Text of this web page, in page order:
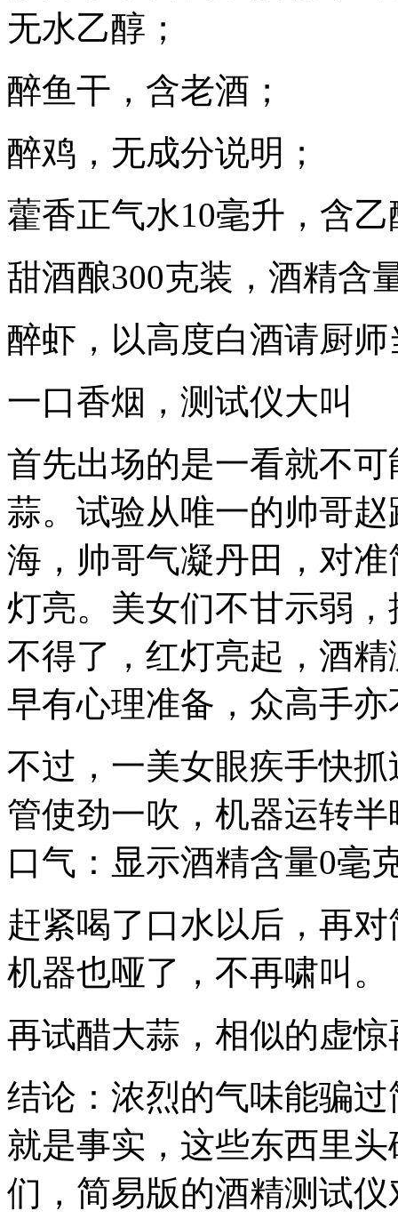
无水乙醇；
醉鱼干，含老酒；
醉鸡，无成分说明；
藿香正气水10毫升，含
甜酒酿300克装，酒精含
醉虾，以高度白酒请厨
一口香烟，测试仪大叫
首先出场的是一看就不
蒜。试验从唯一的帅哥
海，帅哥气凝丹田，对
灯亮。美女们不甘示弱
不得了，红灯亮起，酒
早有心理准备，众高手
不过，一美女眼疾手快
管使劲一吹，机器运转
口气：显示酒精含量0毫
赶紧喝了口水以后，再
机器也哑了，不再啸叫。
再试醋大蒜，相似的虚
结论：浓烈的气味能骗
就是事实，这些东西里
们，简易版的酒精测试